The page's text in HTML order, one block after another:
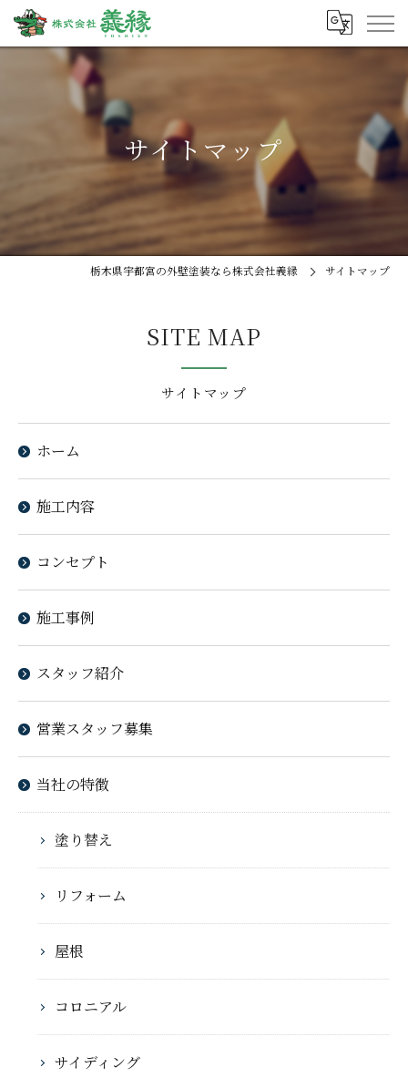
サイトマップ
栃木県宇都宮の外壁塗装なら株式会社義縁 サイトマップ
サイトマップ
SITE MAP
ホーム
施工内容
コンセプト
施工事例
スタッフ紹介
営業スタッフ募集
当社の特徴
塗り替え
リフォーム
屋根
コロニアル
サイディング